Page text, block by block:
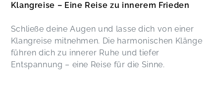
Klangreise – Eine Reise zu innerem Frieden
Schließe deine Augen und lasse dich von einer
Klangreise mitnehmen. Die harmonischen Klänge
führen dich zu innerer Ruhe und tiefer
Entspannung – eine Reise für die Sinne.